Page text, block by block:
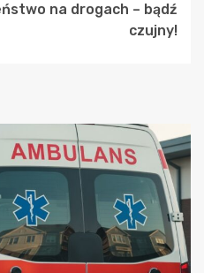
na drogach – bądź
czujny!